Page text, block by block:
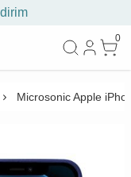
0
Microsonic Apple